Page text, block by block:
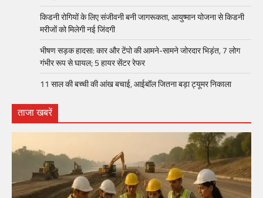
किडनी रोगियों के लिए संजीवनी बनी जागरूकता, आयुष्मान योजना से किडनी
मरीजों को मिलेगी नई जिंदगी
भीषण सड़क हादसा: कार और टेंपो की आमने-सामने जोरदार भिड़ंत, 7 लोग
गंभीर रूप से घायल; 5 हायर सेंटर रेफर​
11 साल की बच्ची की आंख बचाई, आईबॉल जितना बड़ा ट्यूमर निकाला
ताजा खबरें